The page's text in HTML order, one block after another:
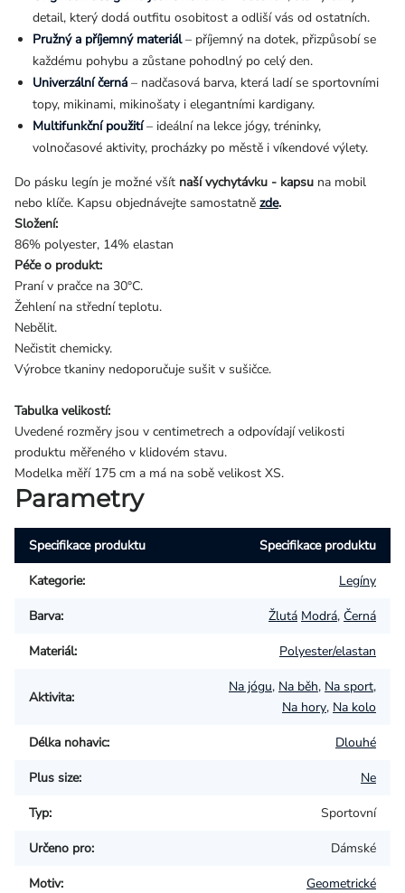
detail, který dodá outfitu osobitost a odliší vás od ostatních.
Pružný a příjemný materiál– příjemný na dotek, přizpůsobí se
každému pohybu a zůstane pohodlný po celý den.
Univerzální černá – nadčasová barva, která ladí se sportovními
topy, mikinami, mikinošaty i elegantními kardigany.
Multifunkční použití– ideální na lekce jógy, tréninky,
volnočasové aktivity, procházky po městě i víkendové výlety.
Do pásku legín je možné všít naší vychytávku - kapsu na mobil
nebo klíče. Kapsu objednávejte samostatně zde.
Složení:
86% polyester, 14% elastan
Péče o produkt:
Praní v pračce na 30°C.
Žehlení na střední teplotu.
Nebělit.
Nečistit chemicky.
Výrobce tkaniny nedoporučuje sušit v sušičce.
Tabulka velikostí:
Uvedené rozměry jsou v centimetrech a odpovídají velikosti
produktu měřeného v klidovém stavu.
Modelka měří 175 cm a má na sobě velikost XS.
Parametry
Specifikace produktu Specifikace produktu
Kategorie: Legíny
Barva: Žlutá Modrá, Černá
Materiál: Polyester/elastan
Aktivita:
Na jógu, Na běh, Na sport,
Na hory, Na kolo
Délka nohavic: Dlouhé
Plus size: Ne
Typ: Sportovní
Určeno pro: Dámské
Motiv: Geometrické